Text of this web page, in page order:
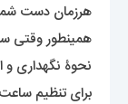
هرزمان دست شما
همینطور وقتی
نحوۀ نگهداری
برای تنظیم